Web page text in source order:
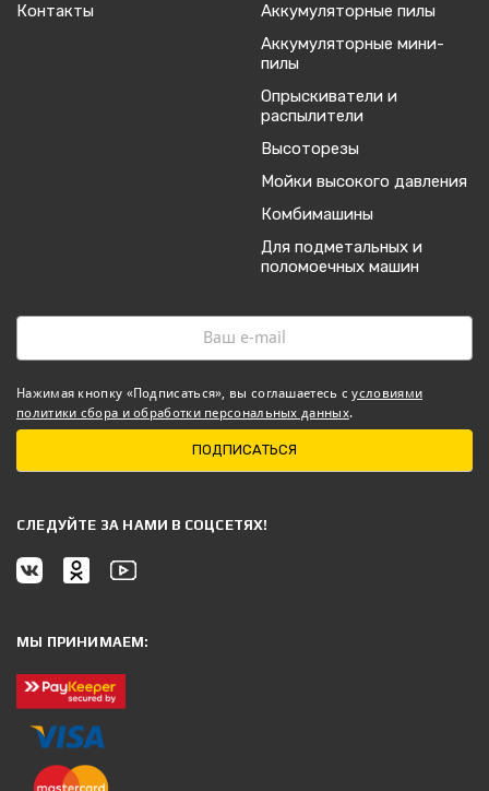
Контакты
Аккумуляторные пилы
Аккумуляторные мини-
пилы
Опрыскиватели и
распылители
Высоторезы
Мойки высокого давления
Комбимашины
Для подметальных и
поломоечных машин
Нажимая кнопку «Подписаться», вы соглашаетесь сусловиями
политики сбора и обработки персональных данных.
ПОДПИСАТЬСЯ
CЛЕДУЙТЕ ЗА НАМИ В СОЦСЕТЯХ!
МЫ ПРИНИМАЕМ: